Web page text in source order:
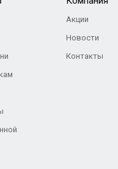
Акции
Новости
Контакты